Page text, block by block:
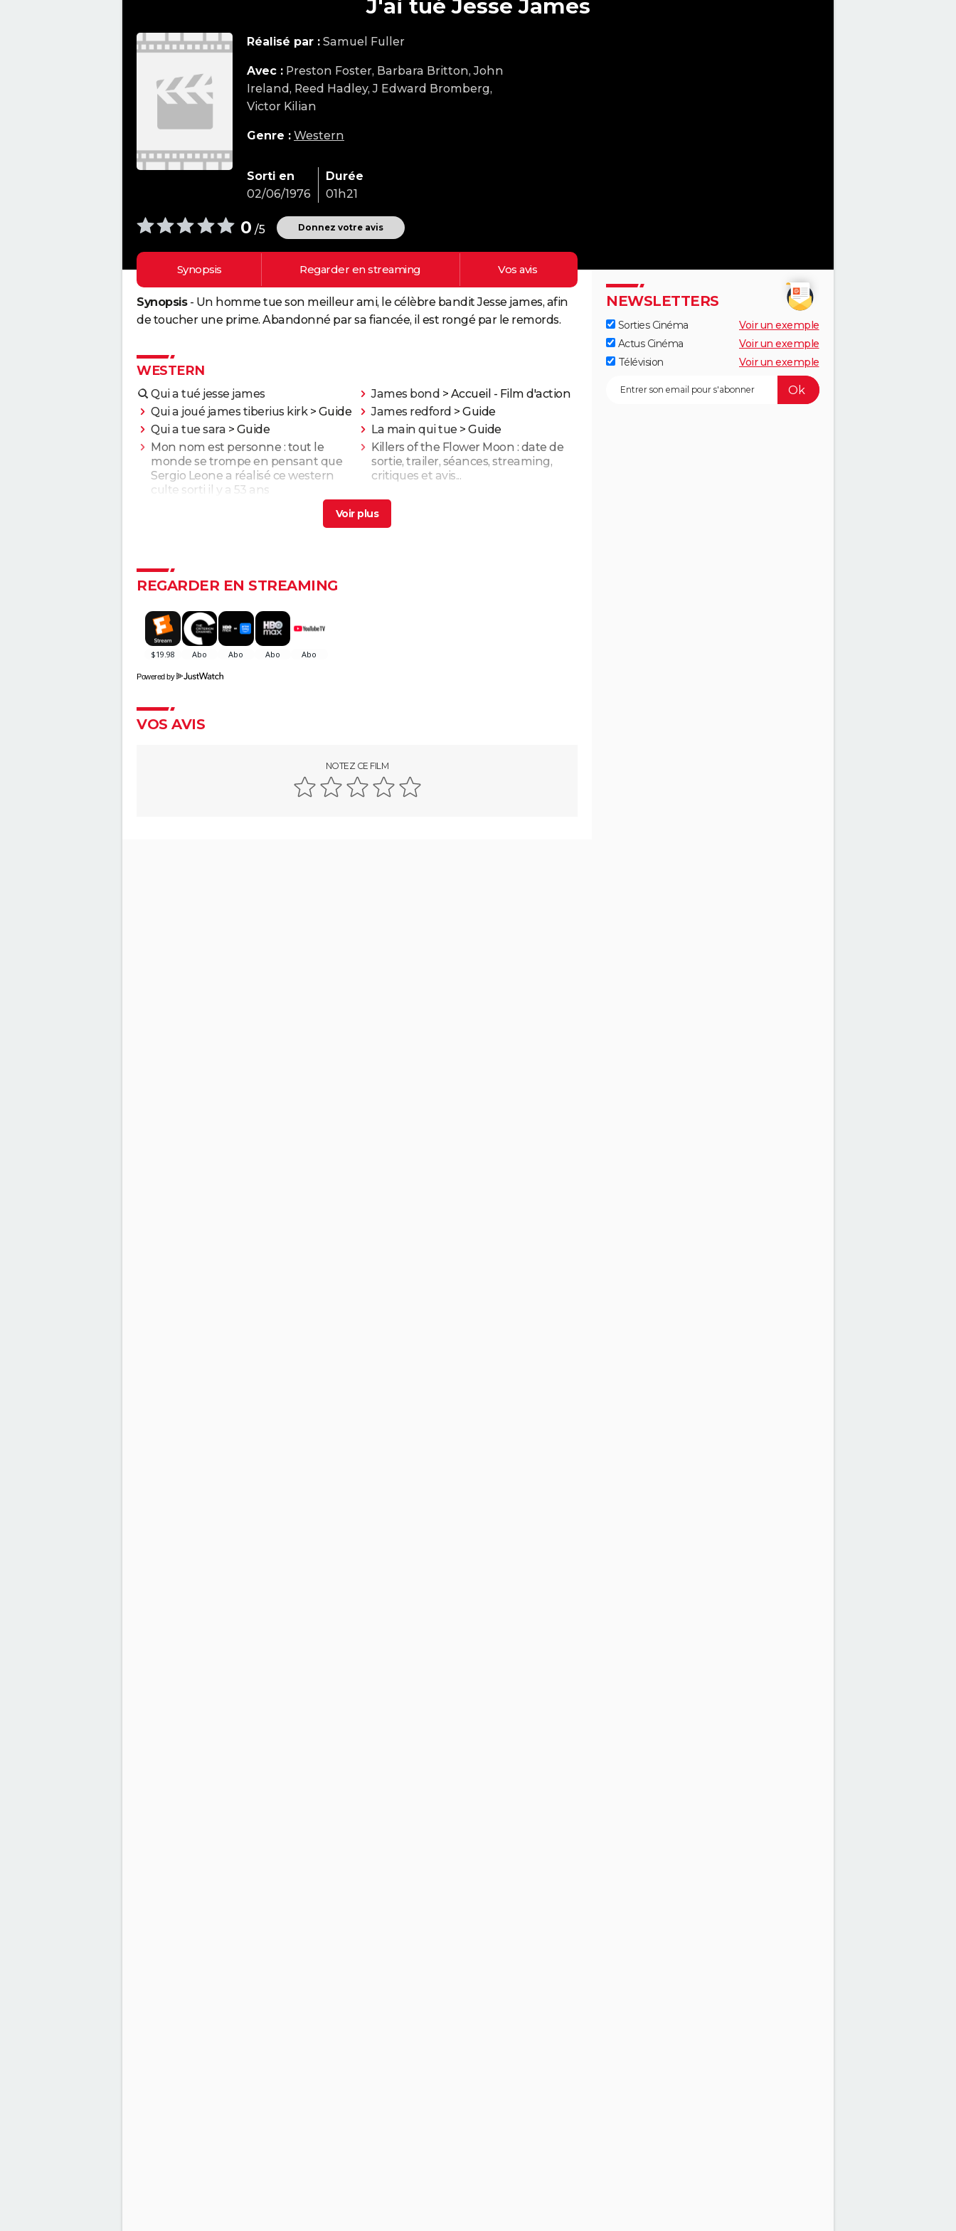
J'ai tué Jesse James
Réalisé par : Samuel Fuller
Avec : Preston Foster, Barbara Britton, John
Ireland, Reed Hadley, J Edward Bromberg,
Victor Kilian
Genre : Western
Sorti en
02/06/1976
Durée
01h21
0 /5 Donnez votre avis
Synopsis Regarder enstreaming Vosavis
Synopsis- Un homme tue son meilleur ami, le célèbre bandit Jesse james, afin
de toucher une prime. Abandonné par sa fiancée, il est rongé par le remords.
WESTERN
Qui a tué jesse james James bond > Accueil - Film d'action
Qui a joué james tiberius kirk> Guide James redford > Guide
Qui a tue sara > Guide La main qui tue > Guide
Mon nom est personne : tout le
monde se trompe en pensant que
Sergio Leone a réalisé ce western
culte sorti il y a 53 ans
Killers of the Flower Moon : date de
sortie, trailer, séances, streaming,
critiques et avis...
Et pour quelques dollars de plus
Il était une fois dans l'Ouest
Les Sept Mercenaires
REGARDER EN STREAMING
Powered by
VOS AVIS
NOTEZ CE FILM
NEWSLETTERS
Sorties Cinéma
Voir un exemple
Actus Cinéma
Voir un exemple
Télévision
Voir un exemple